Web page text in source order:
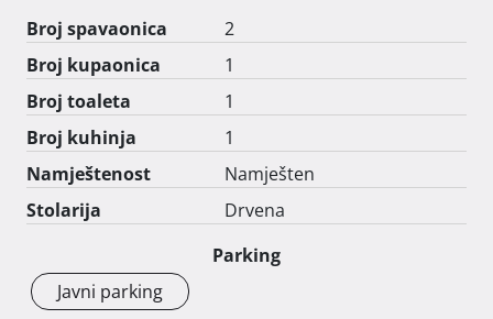
Broj spavaonica
2
Broj kupaonica
1
Broj toaleta
1
Broj kuhinja
1
Namještenost
Namješten
Stolarija
Drvena
Parking
Javni parking